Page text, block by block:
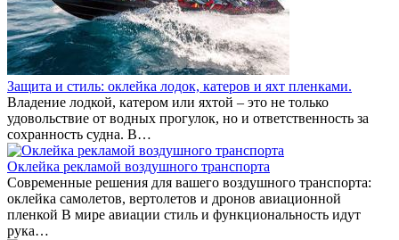
Защита и стиль: оклейка лодок, катеров и яхт пленками.
Владение лодкой, катером или яхтой – это не только
удовольствие от водных прогулок, но и ответственность за
сохранность судна. В…
Оклейка рекламой воздушного транспорта
Современные решения для вашего воздушного транспорта:
оклейка самолетов, вертолетов и дронов авиационной
пленкой В мире авиации стиль и функциональность идут
рука…